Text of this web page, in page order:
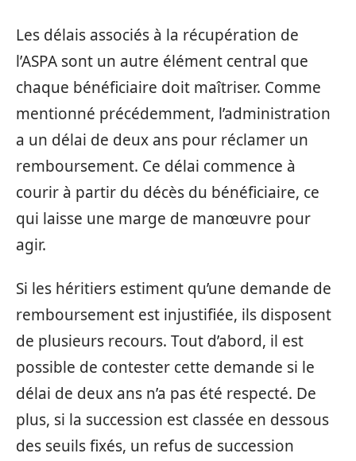
Les délais associés à la récupération de
l’ASPA sont un autre élément central que
chaque bénéficiaire doit maîtriser. Comme
mentionné précédemment, l’administration
a un délai de deux ans pour réclamer un
remboursement. Ce délai commence à
courir à partir du décès du bénéficiaire, ce
qui laisse une marge de manœuvre pour
agir.
Si les héritiers estiment qu’une demande de
remboursement est injustifiée, ils disposent
de plusieurs recours. Tout d’abord, il est
possible de contester cette demande si le
délai de deux ans n’a pas été respecté. De
plus, si la succession est classée en dessous
des seuils fixés, un refus de succession